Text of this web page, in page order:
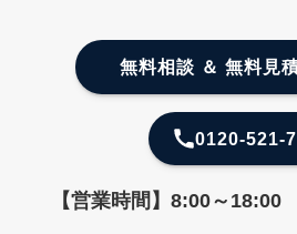
無料相談 ＆ 無料見
0120-521-
【営業時間】8:00～18:00